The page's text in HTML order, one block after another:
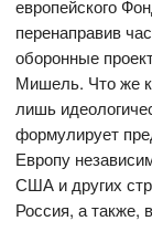
европейского
перенаправив
оборонные
Мишель. Что же
лишь
формулирует
Европу
США и других
Россия, а также,